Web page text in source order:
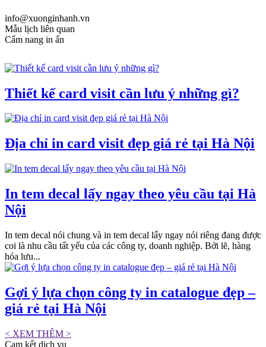
info@xuonginhanh.vn
Mẫu lịch liên quan
Cẩm nang in ấn
Thiết kế card visit cần lưu ý những gì?
Địa chỉ in card visit đẹp giá rẻ tại Hà Nội
In tem decal lấy ngay theo yêu cầu tại Hà
Nội
In tem decal nói chung và in tem decal lấy ngay nói riêng đang được
coi là nhu cầu tất yếu của các công ty, doanh nghiệp. Bởi lẽ, hàng
hóa lưu...
Gợi ý lựa chọn công ty in catalogue đẹp –
giá rẻ tại Hà Nội
< XEM THÊM >
Cam kết dịch vụ